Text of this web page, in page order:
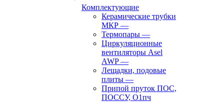
Комплектующие
Керамические трубки
МКР —
Термопары —
Циркуляционные
вентиляторы Asel
AWP—
Лещадки, подовые
плиты —
Припой пруток ПОС,
ПОССУ, О1пч